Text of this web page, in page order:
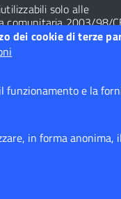
solo alle
comunitaria 2003/98/
dei cookie di terze
e la
in forma